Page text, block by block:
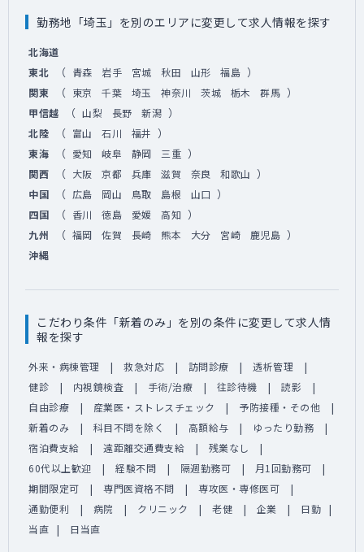
勤務地「埼玉」を別のエリアに変更して求人情報を探す
北海道
東北
（ 青森 岩手 宮城 秋田 山形 福島 ）
関東 （ 東京 千葉 埼玉 神奈川 茨城 栃木 群馬 ）
甲信越 （ 山梨 長野 新潟 ）
北陸 （ 富山 石川 福井 ）
東海 （ 愛知 岐阜 静岡 三重 ）
関西 （ 大阪 京都 兵庫 滋賀 奈良 和歌山 ）
中国 （ 広島 岡山 鳥取 島根 山口 ）
四国 （ 香川 徳島 愛媛 高知 ）
九州 （ 福岡 佐賀 長崎 熊本 大分 宮崎 鹿児島 ）
沖縄
こだわり条件「新着のみ」を別の条件に変更して求人情
報を探す
外来・病棟管理 救急対応 訪問診療
透析管理
健診
内視鏡検査 手術/治療 往診待機
読影
自由診療
産業医・ストレスチェック
予防接種・その他
新着のみ
科目不問を除く 高額給与
ゆったり勤務
宿泊費支給
遠距離交通費支給
残業なし
60代以上歓迎
経験不問 隔週勤務可
月1回勤務可
期間限定可
専門医資格不問
専攻医・専修医可
通勤便利
病院 クリニック 老健 企業
日勤
当直
日当直